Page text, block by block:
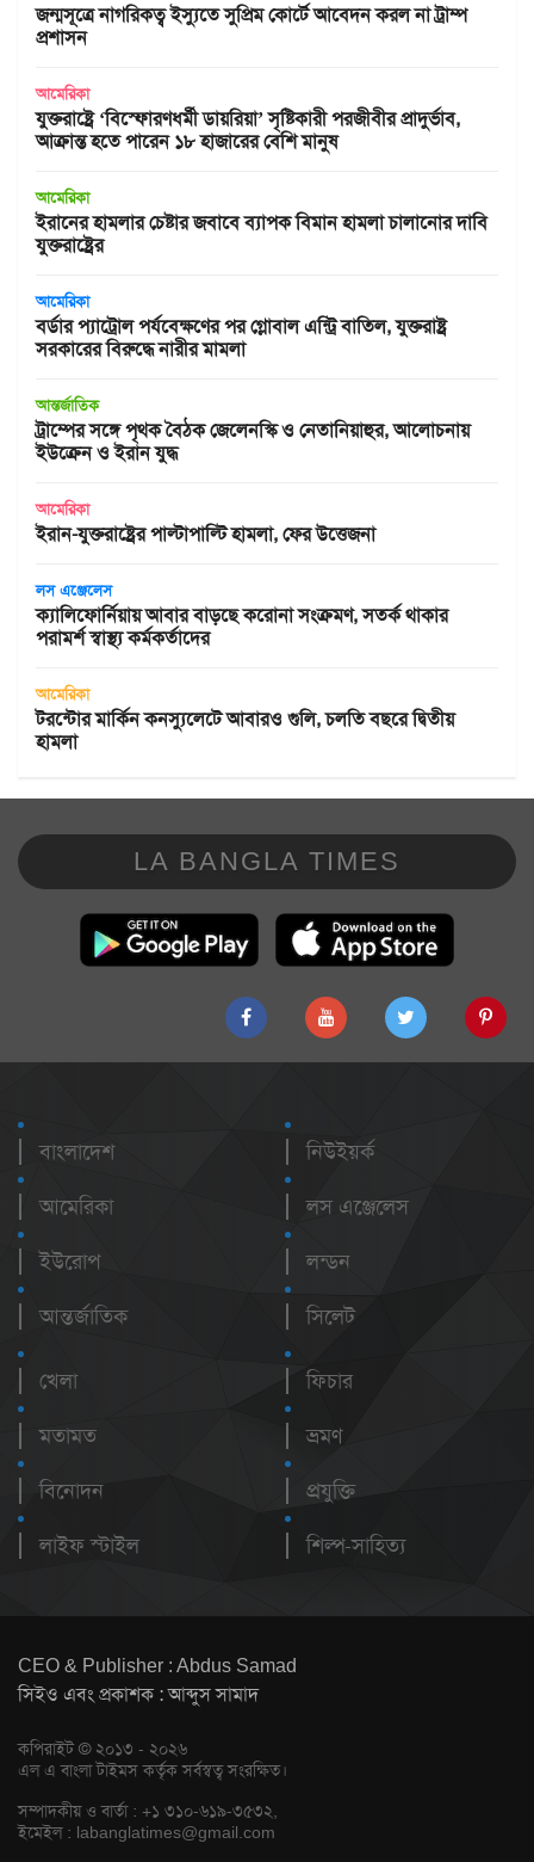
জন্মসূত্রে নাগরিকত্ব ইস্যুতে সুপ্রিম কোর্টে আবেদন করল না ট্রাম্প
প্রশাসন
আমেরিকা
যুক্তরাষ্ট্রে ‘বিস্ফোরণধর্মী ডায়রিয়া’ সৃষ্টিকারী পরজীবীর প্রাদুর্ভাব,
আক্রান্ত হতে পারেন ১৮ হাজারের বেশি মানুষ
আমেরিকা
ইরানের হামলার চেষ্টার জবাবে ব্যাপক বিমান হামলা চালানোর দাবি
যুক্তরাষ্ট্রের
আমেরিকা
বর্ডার প্যাট্রোল পর্যবেক্ষণের পর গ্লোবাল এন্ট্রি বাতিল, যুক্তরাষ্ট্র
সরকারের বিরুদ্ধে নারীর মামলা
আন্তর্জাতিক
ট্রাম্পের সঙ্গে পৃথক বৈঠক জেলেনস্কি ও নেতানিয়াহুর, আলোচনায়
ইউক্রেন ও ইরান যুদ্ধ
আমেরিকা
ইরান-যুক্তরাষ্ট্রের পাল্টাপাল্টি হামলা, ফের উত্তেজনা
লস এঞ্জেলেস
ক্যালিফোর্নিয়ায় আবার বাড়ছে করোনা সংক্রমণ, সতর্ক থাকার
পরামর্শ স্বাস্থ্য কর্মকর্তাদের
আমেরিকা
টরন্টোর মার্কিন কনস্যুলেটে আবারও গুলি, চলতি বছরে দ্বিতীয়
হামলা
LA BANGLA TIMES
বাংলাদেশ
আমেরিকা
ইউরোপ
আন্তর্জাতিক
নিউইয়র্ক
লস এঞ্জেলেস
লন্ডন
সিলেট
খেলা
মতামত
বিনোদন
লাইফ স্টাইল
ফিচার
ভ্রমণ
প্রযুক্তি
শিল্প-সাহিত্য
CEO & Publisher : Abdus Samad
সিইও এবং প্রকাশক : আব্দুস সামাদ
কপিরাইট © ২০১৩ - ২০২৬
এল এ বাংলা টাইমস কর্তৃক সর্বস্বত্ব সংরক্ষিত।
সম্পাদকীয় ও বার্তা : +১ ৩১০-৬১৯-৩৫৩২,
ইমেইল : labanglatimes@gmail.com